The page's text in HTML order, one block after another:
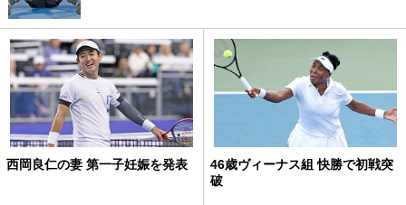
西岡良仁の妻 第一子妊娠を発表
46歳ヴィーナス組 快勝で初戦突
破